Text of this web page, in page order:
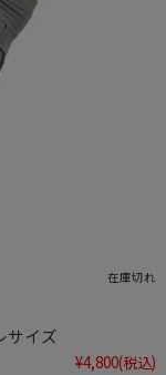
在庫切れ
サイズ
¥4,800(税込)